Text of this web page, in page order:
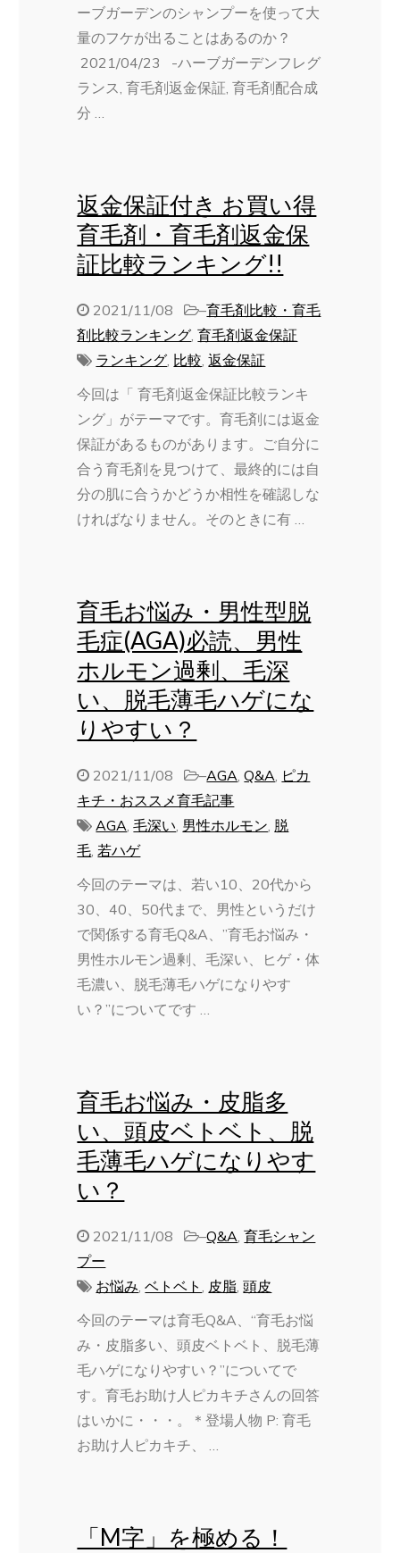
ーブガーデンのシャンプーを使って大
量のフケが出ることはあるのか？
2021/04/23 -ハーブガーデンフレグ
ランス, 育毛剤返金保証, 育毛剤配合成
分 …
返金保証付き お買い得
育毛剤・育毛剤返金保
証比較ランキング!!
2021/11/08 –育毛剤比較・育毛
剤比較ランキング,育毛剤返金保証
ランキング, 比較,返金保証
今回は「 育毛剤返金保証比較ランキ
ング」がテーマです。育毛剤には返金
保証があるものがあります。ご自分に
合う育毛剤を見つけて、最終的には自
分の肌に合うかどうか相性を確認しな
ければなりません。そのときに有 …
育毛お悩み・男性型脱
毛症(AGA)必読、男性
ホルモン過剰、毛深
い、脱毛薄毛ハゲにな
りやすい？
2021/11/08 –AGA,Q&A, ピカ
キチ・おススメ育毛記事
AGA,毛深い, 男性ホルモン, 脱
毛,若ハゲ
今回のテーマは、若い10、20代から
30、40、50代まで、男性というだけ
で関係する育毛Q&A、”育毛お悩み・
男性ホルモン過剰、毛深い、ヒゲ・体
毛濃い、脱毛薄毛ハゲになりやす
い？”についてです …
育毛お悩み・皮脂多
い、頭皮ベトベト、脱
毛薄毛ハゲになりやす
い？
2021/11/08 –Q&A,育毛シャン
プー
お悩み,ベトベト, 皮脂,頭皮
今回のテーマは育毛Q&A、“育毛お悩
み・皮脂多い、頭皮ベトベト、脱毛薄
毛ハゲになりやすい？”についてで
す。育毛お助け人ピカキチさんの回答
はいかに・・・。＊登場人物 P: 育毛
お助け人ピカキチ、 …
「M字」を極める！